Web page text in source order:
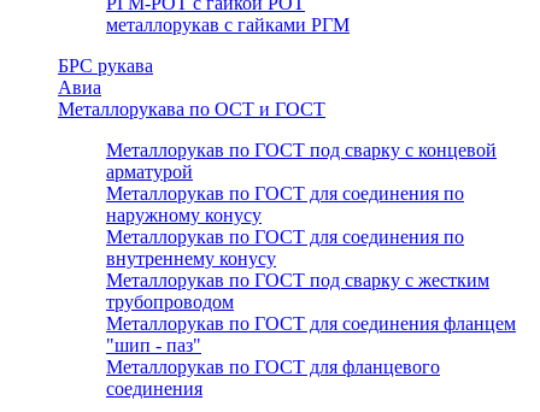
металлорукав с гайками РГМ
БРС рукава
Авиа
Металлорукава по ОСТ и ГОСТ
Металлорукав по ГОСТ под сварку с концевой
арматурой
Металлорукав по ГОСТ для соединения по
наружному конусу
Металлорукав по ГОСТ для соединения по
внутреннему конусу
Металлорукав по ГОСТ под сварку с жестким
трубопроводом
Металлорукав по ГОСТ для соединения фланцем
"шип - паз"
Металлорукав по ГОСТ для фланцевого
соединения